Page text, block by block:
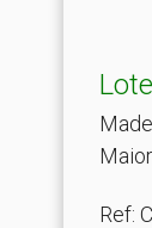
Maior
Ref: